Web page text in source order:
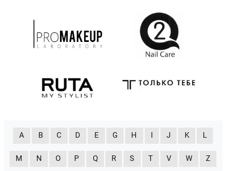
A B C D E G H J K L
M N O P Q R S T V W Z